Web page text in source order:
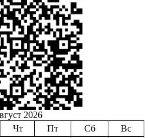
2026
Чт Пт Сб
Вс